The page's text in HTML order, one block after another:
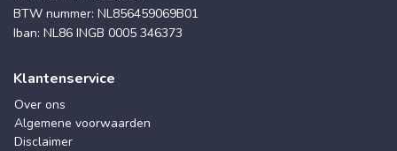
BTW nummer: NL856459069B01
Iban: NL86 INGB 0005 346373
Klantenservice
Over ons
Algemene voorwaarden
Disclaimer